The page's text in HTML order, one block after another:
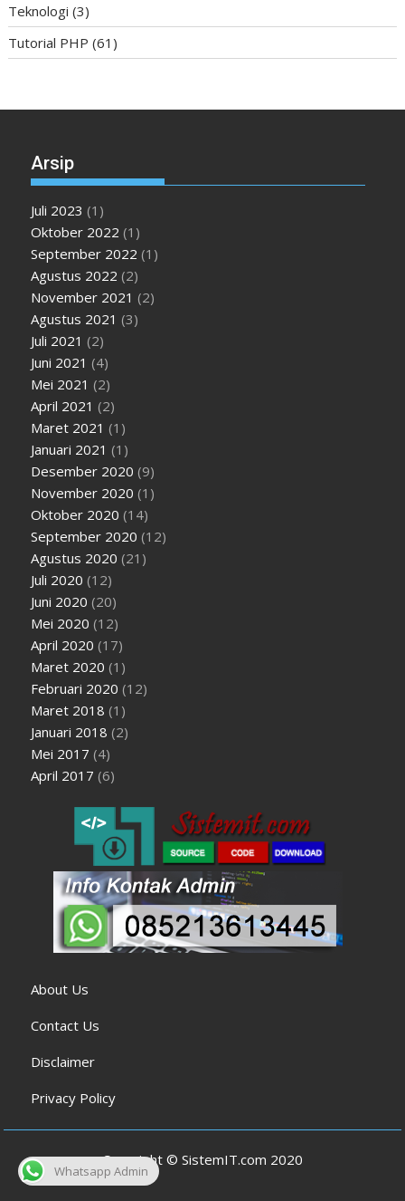
Teknologi (3)
Tutorial PHP (61)
Arsip
Juli 2023 (1)
Oktober 2022 (1)
September 2022 (1)
Agustus 2022 (2)
November 2021 (2)
Agustus 2021 (3)
Juli 2021 (2)
Juni 2021 (4)
Mei 2021 (2)
April 2021 (2)
Maret 2021 (1)
Januari 2021 (1)
Desember 2020 (9)
November 2020 (1)
Oktober 2020 (14)
September 2020 (12)
Agustus 2020 (21)
Juli 2020 (12)
Juni 2020 (20)
Mei 2020 (12)
April 2020 (17)
Maret 2020 (1)
Februari 2020 (12)
Maret 2018 (1)
Januari 2018 (2)
Mei 2017 (4)
April 2017 (6)
About Us
Contact Us
Disclaimer
Privacy Policy
Copyright © SistemIT.com 2020
Whatsapp Admin